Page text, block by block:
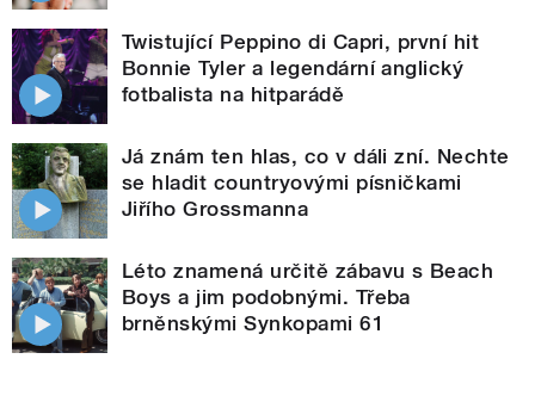
Twistující Peppino di Capri, první hit
Bonnie Tyler a legendární anglický
fotbalista na hitparádě
Já znám ten hlas, co v dáli zní. Nechte
se hladit countryovými písničkami
Jiřího Grossmanna
Léto znamená určitě zábavu s Beach
Boys a jim podobnými. Třeba
brněnskými Synkopami 61